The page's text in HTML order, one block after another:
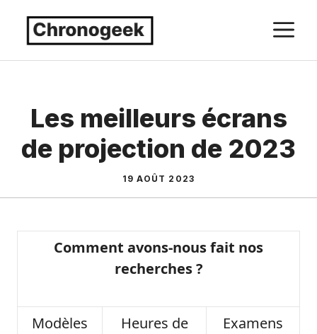
Les meilleurs écrans
de projection de 2023
19 AOÛT 2023
Comment avons-nous fait nos
recherches ?
Modèles
Heures de
Examens